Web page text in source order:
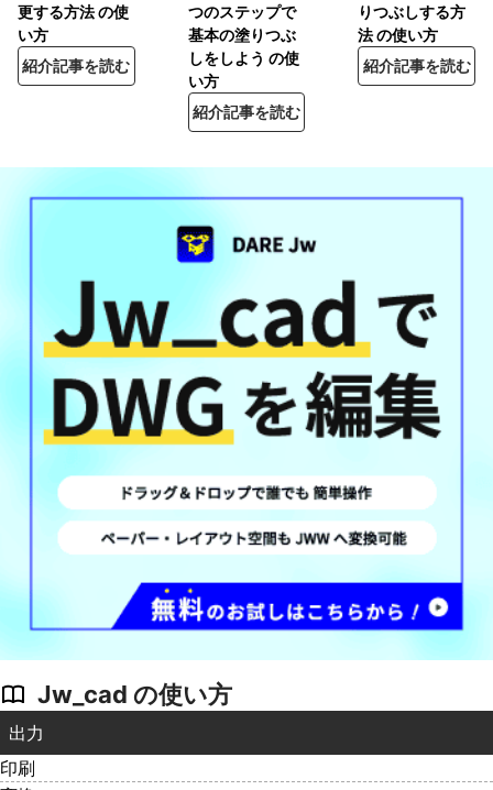
更する方法 の使
い方
紹介記事を読む
つのステップで
基本の塗りつぶ
しをしよう の使
い方
紹介記事を読む
りつぶしする方
法 の使い方
紹介記事を読む
Jw_cad の使い方
出力
印刷